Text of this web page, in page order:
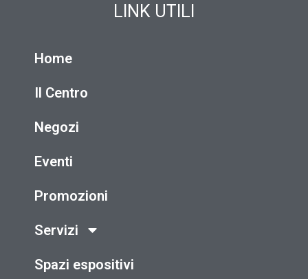
LINK UTILI
Home
Il Centro
Negozi
Eventi
Promozioni
Servizi
Spazi espositivi